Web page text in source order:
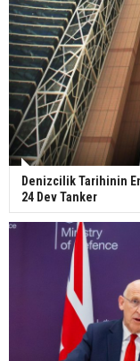
Denizcilik Tarihinin
24 Dev Tanker